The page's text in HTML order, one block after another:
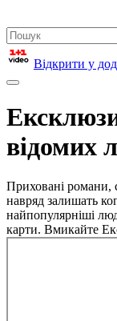
Відкрити у
відомих
Приховані романи,
навряд залишать
найпопулярніші
карти. Вмикайте